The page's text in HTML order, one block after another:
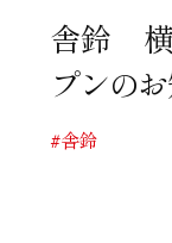
舎鈴
プンの
#舎鈴